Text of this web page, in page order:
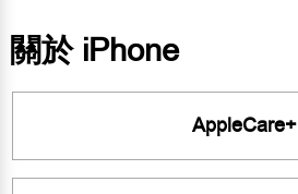
關於 iPhone
AppleCare+